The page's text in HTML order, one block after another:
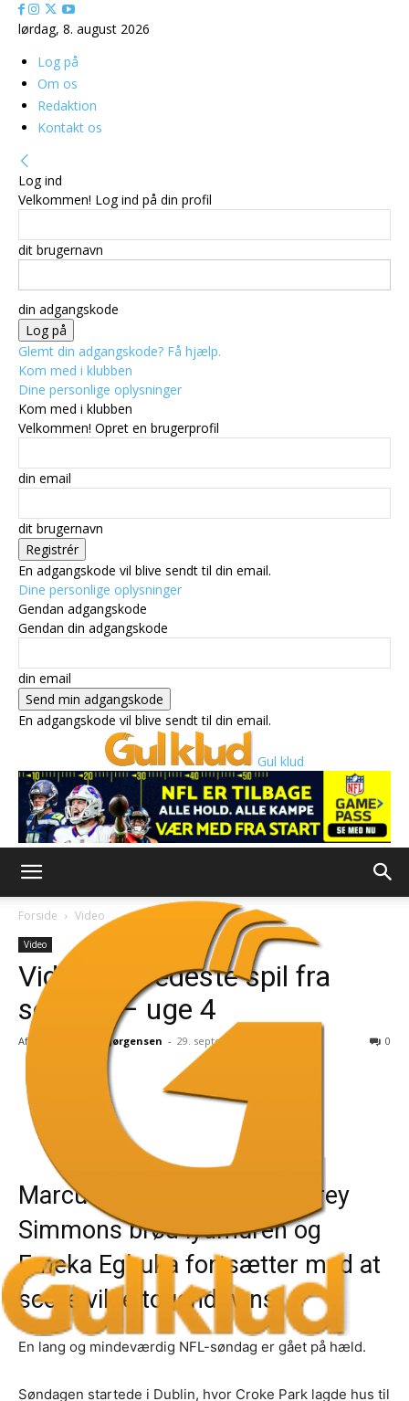
lørdag, 8. august 2026
Log på
Om os
Redaktion
Kontakt os
Log ind
Velkommen! Log ind på din profil
dit brugernavn
din adgangskode
Glemt din adgangskode? Få hjælp.
Kom med i klubben
Dine personlige oplysninger
Kom med i klubben
Velkommen! Opret en brugerprofil
din email
dit brugernavn
En adgangskode vil blive sendt til din email.
Dine personlige oplysninger
Gendan adgangskode
Gendan din adgangskode
din email
En adgangskode vil blive sendt til din email.
Gul klud
Forside Video
Video
Video: De fedeste spil fra
søndag – uge 4
Af Nicholas Isak Jørgensen - 29. september 2025 0
Marcus Jones tryllede, Jeffrey
Simmons brød lydmuren og
Emeka Egbuka fortsætter med at
score vilde touchdowns.
En lang og mindeværdig NFL-søndag er gået på hæld.
Søndagen startede i Dublin, hvor Croke Park lagde hus til